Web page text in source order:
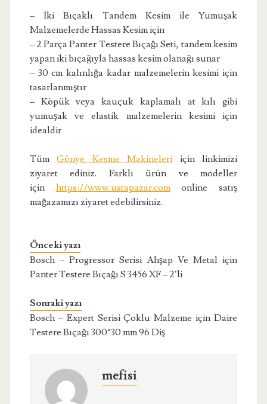
– İki Bıçaklı Tandem Kesim ile Yumuşak
Malzemelerde Hassas Kesim için
– 2 Parça Panter Testere Bıçağı Seti, tandem kesim
yapan iki bıçağıyla hassas kesim olanağı sunar
– 30 cm kalınlığa kadar malzemelerin kesimi için
tasarlanmıştır
– Köpük veya kauçuk kaplamalı at kılı gibi
yumuşak ve elastik malzemelerin kesimi için
idealdir
TümGönye Kesme Makineleri için linkimizi
ziyaret ediniz. Farklı ürün ve modeller
için https://www.ustapazar.comonline satış
mağazamızı ziyaret edebilirsiniz.
Önceki yazı
Bosch – Progressor Serisi Ahşap Ve Metal için
Panter Testere Bıçağı S 3456 XF – 2’li
Sonraki yazı
Bosch – Expert Serisi Çoklu Malzeme için Daire
Testere Bıçağı 300*30 mm 96 Diş
mefisi